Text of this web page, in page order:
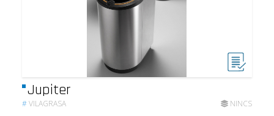
Jupiter
#VILAGRASA NINCS